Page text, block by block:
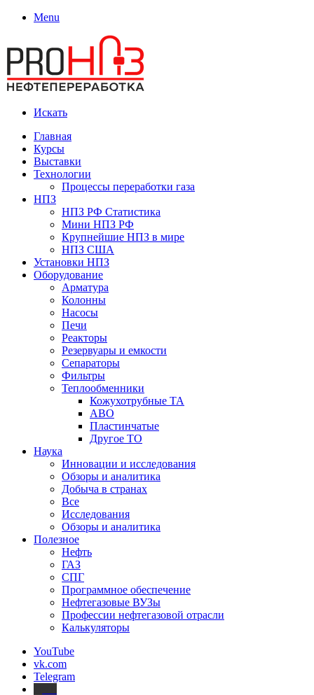
Menu
Искать
Главная
Курсы
Выставки
Технологии
Процессы переработки газа
НПЗ
НПЗ РФ Статистика
Мини НПЗ РФ
Крупнейшие НПЗ в мире
НПЗ США
Установки НПЗ
Оборудование
Арматура
Колонны
Насосы
Печи
Реакторы
Резервуары и емкости
Сепараторы
Фильтры
Теплообменники
Кожухотрубные ТА
АВО
Пластинчатые
Другое ТО
Наука
Инновации и исследования
Обзоры и аналитика
Добыча в странах
Все
Исследования
Обзоры и аналитика
Полезное
Нефть
ГАЗ
СПГ
Программное обеспечение
Нефтегазовые ВУЗы
Профессии нефтегазовой отрасли
Калькуляторы
YouTube
vk.com
Telegram